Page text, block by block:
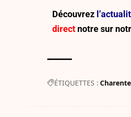
Découvrez
direct notre sur
ÉTIQUETTES :